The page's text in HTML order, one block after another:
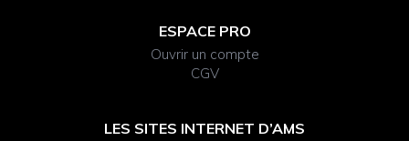
ESPACE PRO
Ouvrir un compte
CGV
LES SITES INTERNET D’AMS